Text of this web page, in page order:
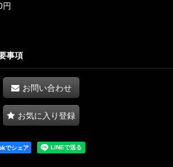
円
事項
お問い合わせ
お気に入り登録
でシェア